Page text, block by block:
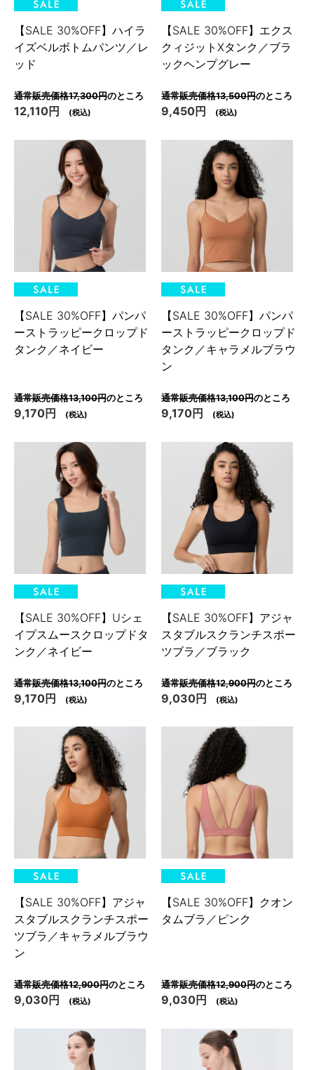
【SALE 30%OFF】ハイラ
イズベルボトムパンツ／レ
ッド
通常販売価格17,300円のところ
12,110円 (税込)
【SALE 30%OFF】エクス
クィジットXタンク／ブラ
ックヘンプグレー
通常販売価格13,500円のところ
9,450円 (税込)
【SALE 30%OFF】パンパ
ーストラッピークロップド
タンク／ネイビー
通常販売価格13,100円のところ
9,170円 (税込)
【SALE 30%OFF】パンパ
ーストラッピークロップド
タンク／キャラメルブラウ
ン
通常販売価格13,100円のところ
9,170円 (税込)
【SALE 30%OFF】Uシェ
イプスムースクロップドタ
ンク／ネイビー
通常販売価格13,100円のところ
9,170円 (税込)
【SALE 30%OFF】アジャ
スタブルスクランチスポー
ツブラ／ブラック
通常販売価格12,900円のところ
9,030円 (税込)
【SALE 30%OFF】アジャ
スタブルスクランチスポー
ツブラ／キャラメルブラウ
ン
通常販売価格12,900円のところ
9,030円 (税込)
【SALE 30%OFF】クオン
タムブラ／ピンク
通常販売価格12,900円のところ
9,030円 (税込)